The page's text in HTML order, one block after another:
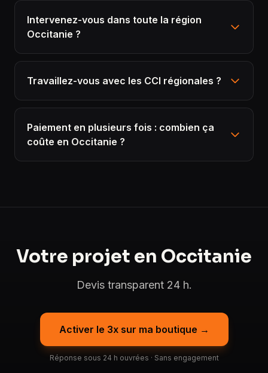
Intervenez-vous dans toute la région
Occitanie ?
Travaillez-vous avec les CCI régionales ?
Paiement en plusieurs fois : combien ça
coûte en Occitanie ?
Votre projet en Occitanie
Devis transparent 24 h.
Activer le 3x sur ma boutique →
Réponse sous 24 h ouvrées · Sans engagement